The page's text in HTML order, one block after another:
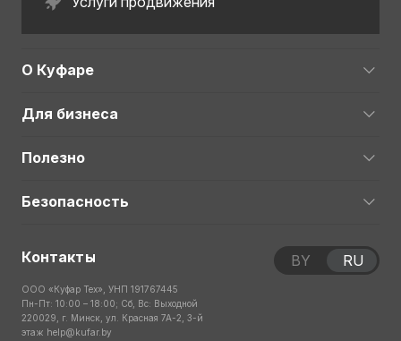
О Куфаре
Для бизнеса
Полезно
Безопасность
Контакты
ООО «Куфар Тех», УНП 191767445
Пн-Пт: 10:00 – 18:00; Сб, Вс: Выходной
220029, г. Минск, ул. Красная 7А-2, 3-й
этаж help@kufar.by
BY RU